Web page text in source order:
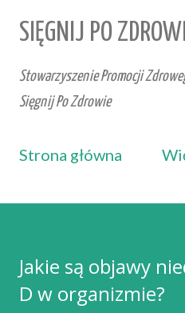
Przejdź do
SIĘGNIJ PO
Stowarzyszenie Promocji
Sięgnij Po Zdrowie
Strona główna
Jakie są objawy
D w organizmie?